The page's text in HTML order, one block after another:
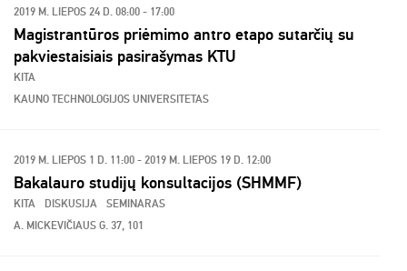
2019 M. LIEPOS 24 D. 08:00 - 17:00
Magistrantūros priėmimo antro etapo sutarčių su
pakviestaisiais pasirašymas KTU
KITA
KAUNO TECHNOLOGIJOS UNIVERSITETAS
2019 M. LIEPOS 1 D. 11:00 - 2019 M. LIEPOS 19 D. 12:00
Bakalauro studijų konsultacijos (SHMMF)
KITA DISKUSIJA
SEMINARAS
A. MICKEVIČIAUS G. 37, 101